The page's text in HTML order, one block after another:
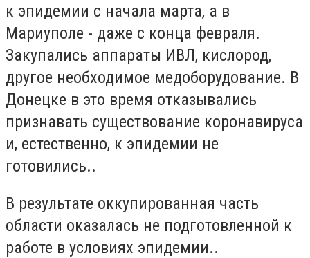
к эпидемии с начала марта, а в
Мариуполе - даже с конца февраля.
Закупались аппараты ИВЛ, кислород,
другое необходимое медоборудование. В
Донецке в это время отказывались
признавать существование коронавируса
и, естественно, к эпидемии не
готовились..
В результате оккупированная часть
области оказалась не подготовленной к
работе в условиях эпидемии..